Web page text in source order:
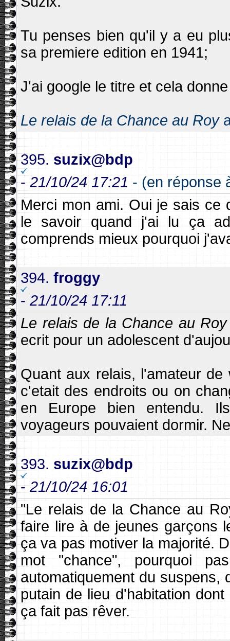
Tu penses bien qu'il y a eu
sa premiere edition en 1941;
J'ai google le titre et cela
Le relais de la Chance au Roy
395. suzix@bdp
- 21/10/24 17:21 - (en réponse
Merci mon ami. Oui je sais ce
le savoir quand j'ai lu ça
comprends mieux pourquoi
394. froggy
- 21/10/24 17:11
Le relais de la Chance au Roy
ecrit pour un adolescent
Quant aux relais, l'amateur
c'etait des endroits ou on
en Europe bien entendu.
voyageurs pouvaient dormir.
393. suzix@bdp
-21/10/24 16:01
"Le relais de la Chance au
faire lire à de jeunes garçons
ça va pas motiver la majorité.
mot "chance", pourquoi
automatiquement du suspens,
putain de lieu d'habitation
ça fait pas rêver.